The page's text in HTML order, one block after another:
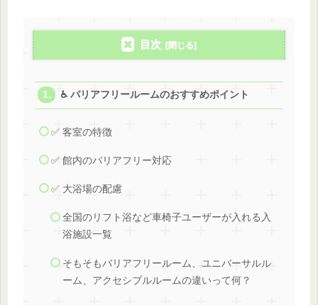
目次
♿ バリアフリールームのおすすめポイント
✅ 客室の特徴
✅ 館内のバリアフリー対応
✅ 大浴場の配慮
全国のリフト浴など車椅子ユーザーが入れる入
浴施設一覧
そもそもバリアフリールーム、ユニバーサルル
ーム、アクセシブルルームの違いって何？